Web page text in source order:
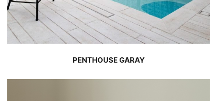
PENTHOUSE GARAY